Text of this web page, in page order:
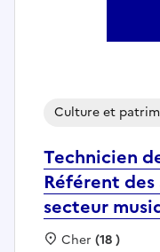
Technicien
Référent
secteur
Culture et
Localisation :
Cher (18 )